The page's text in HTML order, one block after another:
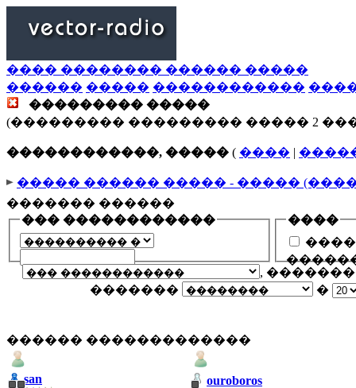
���� �������� ������ �����
������ ����� ������������
��������� �����
(��������� ��������� ����� 2
������������, ����� ( ���� |
����� ������ ����� - �����
������� ������
��� ������������
����
,
�������
�
������ �������������
san
ouroboros